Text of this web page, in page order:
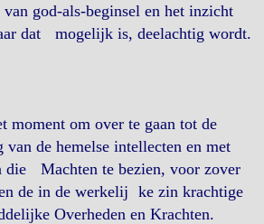
god-als-beginsel en het inzicht
dat mogelijk is, deelachtig wordt.
moment om over te gaan tot de
de hemelse intellecten en met
die Machten te bezien, voor zover
de in de werkelij ke zin krachtige
Overheden en Krachten.